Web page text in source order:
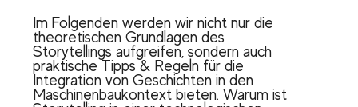
Im Folgenden werden wir nicht nur die
theoretischen Grundlagen des
Storytellings aufgreifen, sondern auch
praktische Tipps & Regeln für die
Integration von Geschichten in den
Maschinenbaukontext bieten. Warum ist